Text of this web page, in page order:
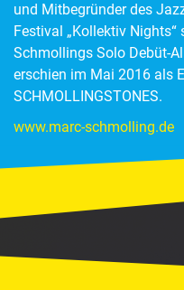
und Mitbegründer des
Festival „Kollektiv
Schmollings Solo Debüt-
erschien im Mai 2016 als
SCHMOLLINGSTONES.
www.marc-schmolling.de